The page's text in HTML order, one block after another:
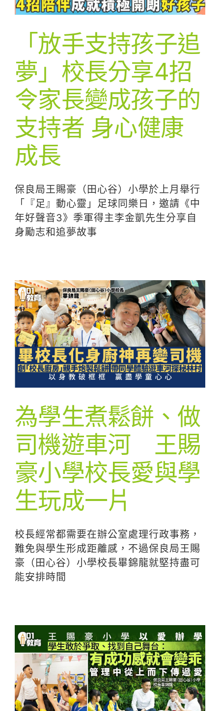
「放手支持孩子追
夢」校長分享4招
令家長變成孩子的
支持者 身心健康
成長
保良局王賜豪（田心谷）小學於上月舉行
「『足』動心靈」足球同樂日，邀請《中
年好聲音3》季軍得主李金凱先生分享自
身勵志和追夢故事
為學生煮鬆餅、做
司機遊車河 王賜
豪小學校長愛與學
生玩成一片
校長經常都需要在辦公室處理行政事務，
難免與學生形成距離感，不過保良局王賜
豪（田心谷）小學校長畢錦龍就堅持盡可
能安排時間